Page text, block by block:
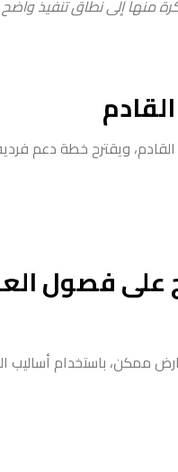
منها إلى نطاق تنفيذ واضح
القادم، ويقترح خطة دعم
على فصول
ممكن، باستخدام أساليب